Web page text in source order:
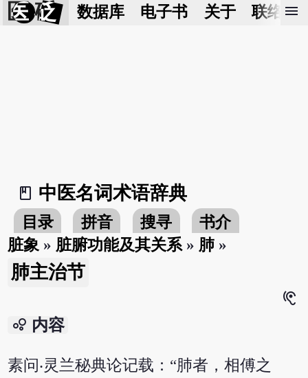
医 砭 数据库 电子书 关于 联络我
menu
book_2
中医名词术语辞典
目录 拼音 搜寻
书介
脏象 » 脏腑功能及其关系 » 肺 »
肺主治节
hearing
bubble_chart 内容
素问‧灵兰秘典论记载：“肺者，相傅之